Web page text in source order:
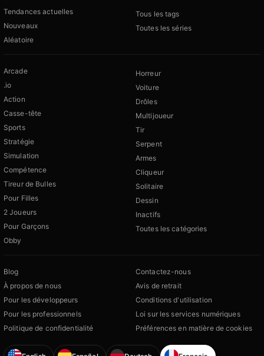
Tendances actuelles
Nouveaux
Aléatoire
Tous les tags
Toutes les séries
Arcade
.io
Action
Casse-tête
Sports
Stratégie
Simulation
Compétence
Tireur de Bulles
Pour Filles
2 Joueurs
Pour Garçons
Obby
Horreur
Voiture
Drôles
Multijoueur
Tir
Serpent
Armes
Cliqueur
Solitaire
Dessin
Inactifs
Toutes les catégories
Blog
À propos de nous
Pour les développeurs
Pour les professionnels
Politique de confidentialité
Contactez-nous
Avis de retrait
Conditions d'utilisation
Loi sur les services numériques
Préférences en matière de cookies